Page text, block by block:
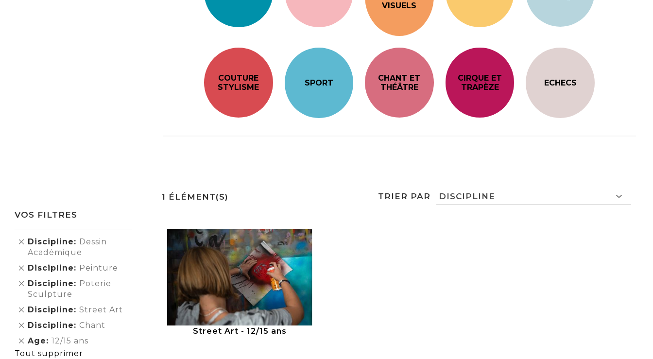
VISUELS
COUTURE
STYLISME
SPORT
CHANT ET
THÉÂTRE
CIRQUE ET
TRAPÈZE
ECHECS
1 ÉLÉMENT(S) TRIER PAR
Street Art - 12/15 ans
VOS FILTRES
Discipline
Dessin
Académique
Supprimer
cet
Élément
Discipline Peinture
Supprimer
cet
Élément
Discipline
Poterie
Sculpture
Supprimer
cet
Élément
Discipline Street Art
Supprimer
cet
Élément
Discipline Chant
Supprimer
Élément
Age 12/15 ans
Supprimer
cet
Tout supprimer